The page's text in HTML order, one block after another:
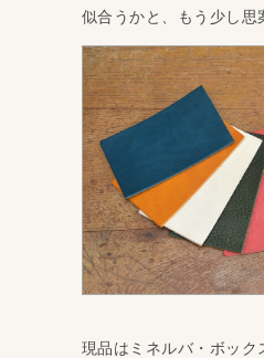
似合うかと、もう少し思
現品はミネルバ・ボック